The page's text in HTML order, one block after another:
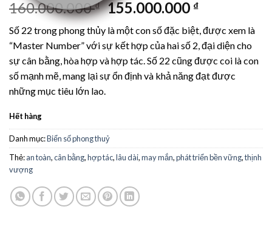
160.000.000₫ Giá
gốc
là:
160.000.000 ₫.
155.000.000 ₫Giá
tại
là:
Số 22 trong phong thủy là một con số đặc biệt, được xem là
“Master Number” với sự kết hợp của hai số 2, đại diện cho
sự cân bằng, hòa hợp và hợp tác. Số 22 cũng được coi là con
số mạnh mẽ, mang lại sự ổn định và khả năng đạt được
những mục tiêu lớn lao.
Hết hàng
Danh mục:Biển số phong thuỷ
Thẻ:an toàn,cân bằng,hợp tác,lâu dài,may mắn,phát triển bền vững,thịnh
vượng